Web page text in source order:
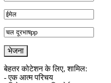
बेहतर कोटेशन के लिए, शामिल:
- एक आत्म परिचय